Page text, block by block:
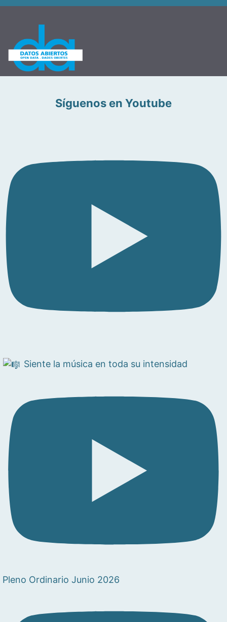
Síguenos en Youtube
Siente la música en toda su intensidad
Pleno Ordinario Junio 2026